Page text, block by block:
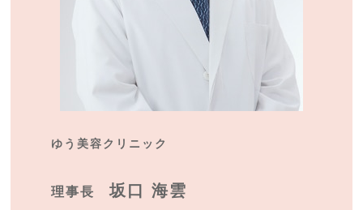
ゆう美容クリニック
理事長坂口 海雲